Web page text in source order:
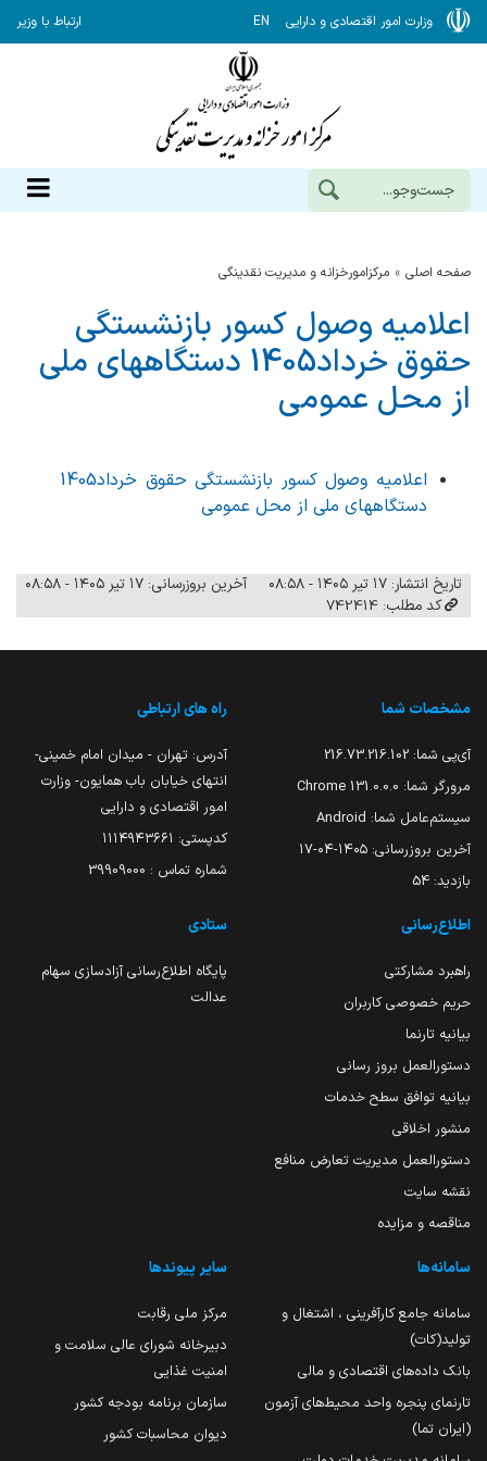
وزارت امور اقتصادی و دارایی EN ارتباط با وزیر
صفحه اصلی مرکزامورخزانه و مدیریت نقدینگی
اعلامیه وصول کسور بازنشستگی
حقوق خرداد1405 دستگاههای ملی
از محل عمومی
اعلامیه وصول کسور بازنشستگی حقوق خرداد1405
دستگاههای ملی از محل عمومی
تاریخ انتشار: ۱۷ تیر ۱۴۰۵ - ۰۸:۵۸
آخرین بروزرسانی: ۱۷ تیر ۱۴۰۵ - ۰۸:۵۸
کد مطلب: 742414
مشخصات شما
آی‌پی شما: 216.73.216.102
مرورگر شما: 131.0.0.0 Chrome
سیستم‌عامل شما: Android
آخرین بروزرسانی: ۱۴۰۵-۰۴-۱۷
بازدید: 54
راه های ارتباطی
آدرس: تهران - میدان امام خمینی-
انتهای خیابان باب همایون- وزارت
امور اقتصادی و دارایی
کدپستی: ۱۱۱۴۹۴۳۶۶۱
شماره تماس : 39909000
اطلاع‌رسانی
راهبرد مشارکتی
حریم خصوصی کاربران
بیانیه تارنما
دستورالعمل بروز رسانی
بیانیه توافق سطح خدمات
منشور اخلاقی
دستورالعمل مدیریت تعارض منافع
نقشه سایت
مناقصه و مزایده
ستادی
پایگاه اطلاع‌رسانی آزادسازی سهام
عدالت
سامانه‌ها
سامانه جامع کارآفرینی ، اشتغال و
تولید(کات)
بانک داده‌های اقتصادی و مالی
تارنمای پنجره واحد محیط‌های آزمون
(ایران تما)
سایر پیوندها
مرکز ملی رقابت
دبیرخانه شورای عالی سلامت و
امنیت غذایی
سازمان برنامه بودجه کشور
دیوان محاسبات کشور